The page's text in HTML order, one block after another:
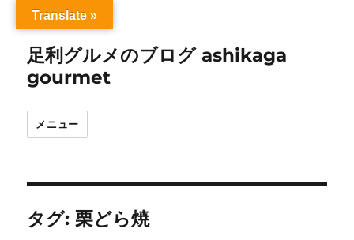
足利グルメのブログ ashikaga
gourmet
メニュー
タグ:栗どら焼
Translate »